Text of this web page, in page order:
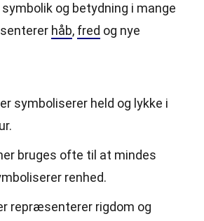
og betydning i mange
håb, fred og nye
symboliserer held og lykke i
bruges ofte til at mindes
renhed.
repræsenterer rigdom og